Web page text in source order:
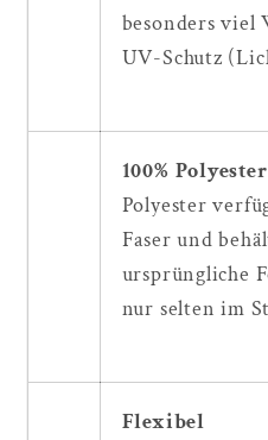
besonders viel
UV-Schutz
100% Polyester
Polyester
Faser und
ursprüngliche
nur selten im
Flexibel